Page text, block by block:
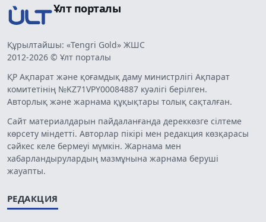
Ұлт порталы
Құрылтайшы: «Tengri Gold» ЖШС
2012-2026 © Ұлт порталы
ҚР Ақпарат және қоғамдық даму министрлігі Ақпарат
комитетінің №KZ71VPY00084887 куәлігі берілген.
Авторлық және жарнама құқықтары толық сақталған.
Сайт материалдарын пайдаланғанда дереккөзге сілтеме
көрсету міндетті. Авторлар пікірі мен редакция көзқарасы
сәйкес келе бермеуі мүмкін. Жарнама мен
хабарландырулардың мазмұнына жарнама беруші
жауапты.
РЕДАКЦИЯ